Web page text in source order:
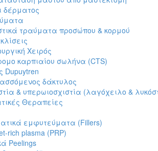
δέρματος
τραύματα προσώπου & κορμού
Χειρός
καρπιαίου σωλήνα (CTS)
Dupuytren
δάκτυλος
& υπερωιοσχιστία (λαγόχειλο &
Θεραπείες
εμφυτεύματα (Fillers)
rich plasma (PRP)
Peelings